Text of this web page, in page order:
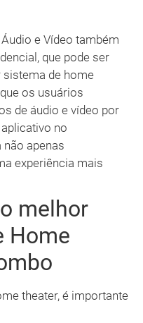
e Vídeo também
que pode ser
sistema de home
os usuários
de áudio e vídeo por
no
apenas
experiência mais
melhor
Home
theater, é importante